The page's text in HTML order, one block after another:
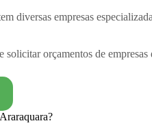
diversas empresas
orçamentos de empresas